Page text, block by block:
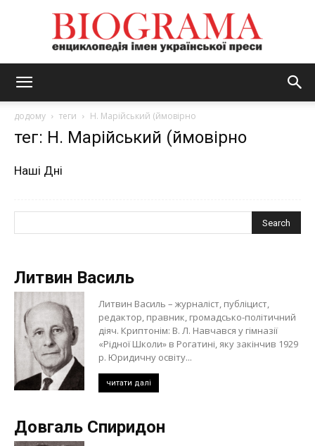
додому теги Н. Марійський (ймовірно
тег: Н. Марійський (ймовірно
Наші Дні
Литвин Василь
Литвин Василь – журналіст, публіцист,
редактор, правник, громадсько-політичний
діяч. Криптонім: В. Л. Навчався у гімназії
«Рідної Школи» в Рогатині, яку закінчив 1929
р. Юридичну освіту...
читати далі
Довгаль Спиридон